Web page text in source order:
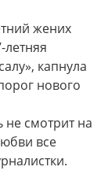
жених
капнула
нового
смотрит на
все